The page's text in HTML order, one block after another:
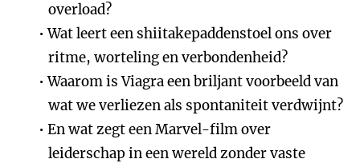
overload?
Wat leert een shiitakepaddenstoel ons over
ritme, worteling en verbondenheid?
Waarom is Viagra een briljant voorbeeld van
wat we verliezen als spontaniteit verdwijnt?
En wat zegt een Marvel-film over
leiderschap in een wereld zonder vaste